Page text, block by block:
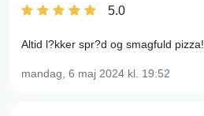
5.0
Altid l?kker spr?d og smagfuld pizza!
mandag, 6 maj 2024 kl. 19:52